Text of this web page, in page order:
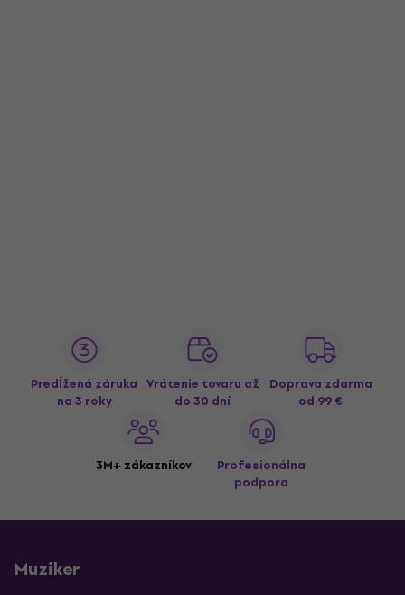
Predĺžená záruka
na 3 roky
Vrátenie tovaru až
do 30 dní
Doprava zdarma
od 99 €
3M+ zákazníkov
Profesionálna
podpora
Muziker